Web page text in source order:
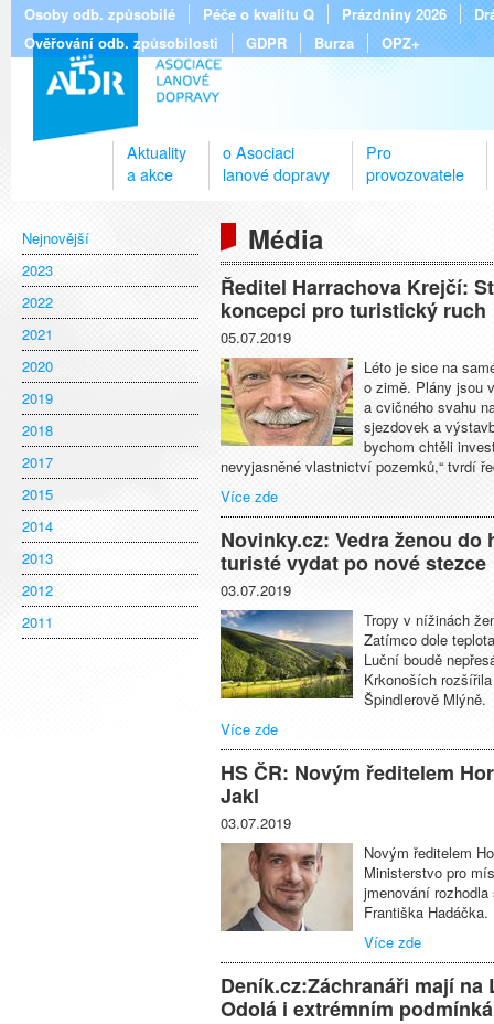
Osoby odb. způsobilé Péče o kvalitu Q Prázdniny 2026
Ověřování odb. způsobilosti
GDPR Burza OPZ+
Aktuality
a akce
o Asociaci
lanové dopravy
Pro
provozovatele
Nejnovější
2023
2022
2021
2020
2019
2018
2017
2015
2014
2013
2012
2011
Média
Ředitel Harrachova Krejčí:
koncepci pro turistický ruch
05.07.2019
Léto je sice na
o zimě. Plány jsou
a cvičného svahu
sjezdovek a
bychom chtěli
nevyjasněné vlastnictví pozemků,“ tvrdí
Více zde
Novinky.cz: Vedra ženou
turisté vydat po nové stezce
03.07.2019
Tropy v nížinách
Zatímco dole
Luční boudě
Krkonoších
Špindlerově Mlýně.
Více zde
HS ČR: Novým ředitelem
Jakl
03.07.2019
Novým ředitelem
Ministerstvo pro
jmenování
Františka Hadáčka.
Více zde
Deník.cz:Záchranáři mají
Odolá i extrémním